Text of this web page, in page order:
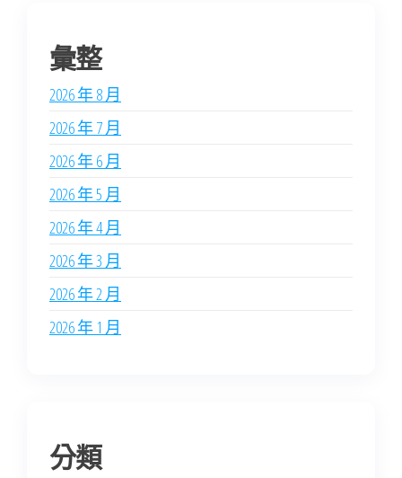
彙整
2026 年 8 月
2026 年 7 月
2026 年 6 月
2026 年 5 月
2026 年 4 月
2026 年 3 月
2026 年 2 月
2026 年 1 月
分類